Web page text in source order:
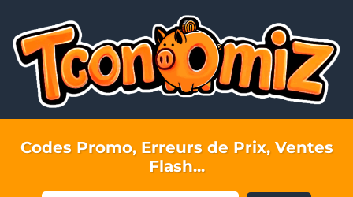
Codes Promo, Erreurs de Prix, Ventes
Flash...